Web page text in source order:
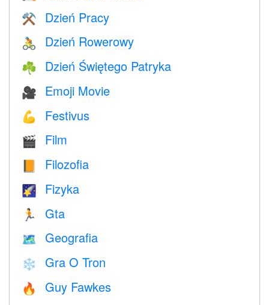
⚒️ Dzień Pracy
🚴 Dzień Rowerowy
☘️ Dzień Świętego Patryka
🎥 Emoji Movie
💪 Festivus
🎬 Film
📙 Filozofia
🌠 Fizyka
🏃 Gta
🗺 Geografia
❄️ Gra O Tron
🔥
Guy Fawkes